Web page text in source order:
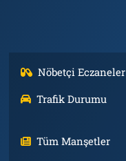
Nöbetçi Eczaneler
Trafik Durumu
Tüm Manşetler